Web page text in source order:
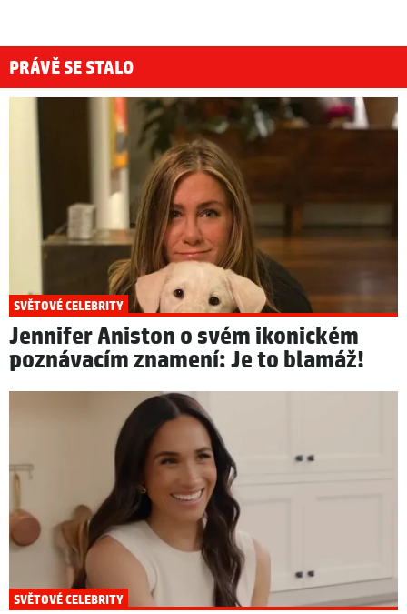
PRÁVĚ SE STALO
SVĚTOVÉ CELEBRITY
Jennifer Aniston o svém ikonickém
poznávacím znamení: Je to blamáž!
SVĚTOVÉ CELEBRITY